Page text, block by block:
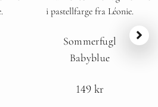
Sommerfugl
Babyblue
149 kr